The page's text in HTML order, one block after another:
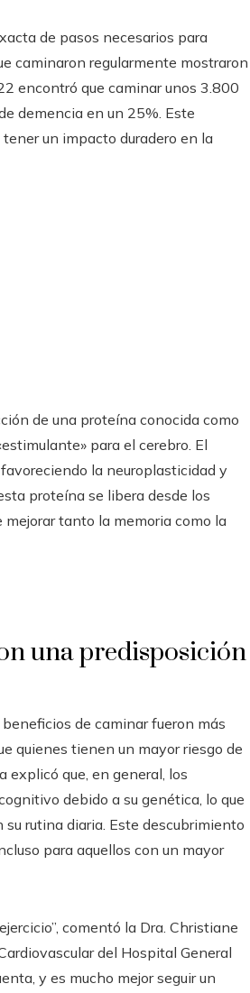
de pasos necesarios para
caminaron regularmente mostraron
encontró que caminar unos 3.800
demencia en un 25%. Este
un impacto duradero en la
de una proteína conocida como
para el cerebro. El
la neuroplasticidad y
proteína se libera desde los
mejorar tanto la memoria como la
una predisposición
de caminar fueron más
quienes tienen un mayor riesgo de
explicó que, en general, los
debido a su genética, lo que
rutina diaria. Este descubrimiento
para aquellos con un mayor
comentó la Dra. Christiane
del Hospital General
y es mucho mejor seguir un